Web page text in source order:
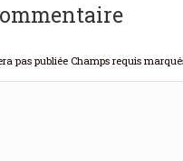
pas publiée Champs requis